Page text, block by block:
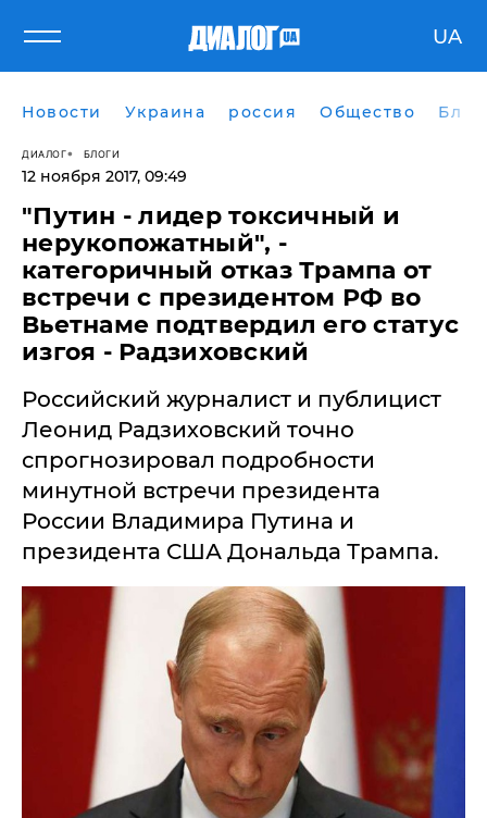
UA
Новости Украина россия Общество
ДИАЛОГ БЛОГИ
12 ноября 2017, 09:49
"Путин - лидер токсичный и
нерукопожатный", -
категоричный отказ Трампа от
встречи с президентом РФ во
Вьетнаме подтвердил его статус
изгоя - Радзиховский
Российский журналист и публицист
Леонид Радзиховский точно
спрогнозировал подробности
минутной встречи президента
России Владимира Путина и
президента США Дональда Трампа.